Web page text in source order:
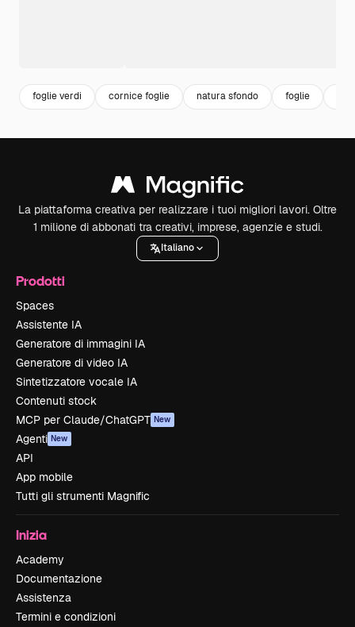
foglie verdi cornice foglie natura sfondo foglie
La piattaforma creativa per realizzare i tuoi migliori lavori. Oltre
1 milione di abbonati tra creativi, imprese, agenzie e studi.
Italiano
Prodotti
Spaces
Assistente IA
Generatore di immagini IA
Generatore di video IA
Sintetizzatore vocale IA
Contenuti stock
MCP per Claude/ChatGPT New
Agenti New
API
App mobile
Tutti gli strumenti Magnific
Inizia
Academy
Documentazione
Assistenza
Termini e condizioni